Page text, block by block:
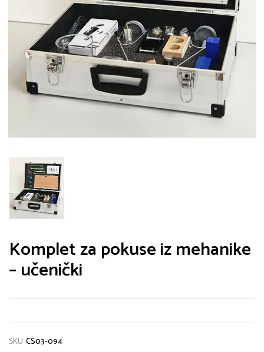
Komplet za pokuse iz mehanike
– učenički
SKU:CS03-094